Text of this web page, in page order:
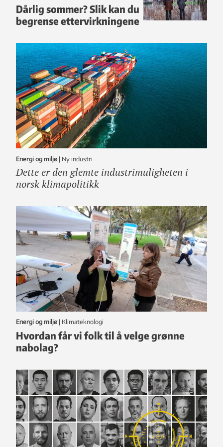
Dårlig sommer? Slik kan du
begrense ettervirkningene
Energi og miljø | ny industri
Dette er den glemte industrimuligheten i
norsk klimapolitikk
Energi og miljø | klimateknologi
Hvordan får vi folk til å velge grønne
nabolag?